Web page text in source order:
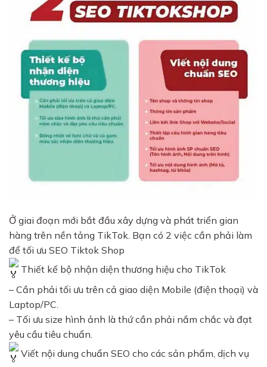
Ở giai đoạn mới bắt đầu xây dựng và phát triển gian
hàng trên nền tảng TikTok. Bạn có 2 việc cần phải làm
để tối ưu SEO Tiktok Shop
Thiết kế bộ nhận diện thương hiệu cho TikTok
– Cần phải tối ưu trên cả giao diện Mobile (điện thoại) và
Laptop/PC.
– Tối ưu size hình ảnh là thứ cần phải nắm chắc và đạt
yêu cầu tiêu chuẩn.
Viết nội dung chuẩn SEO cho các sản phẩm, dịch vụ